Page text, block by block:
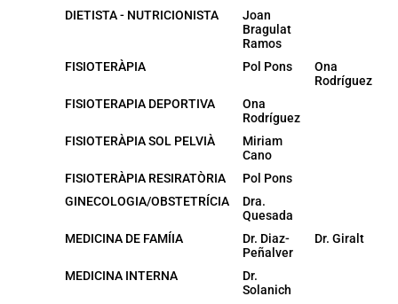
DIETISTA - NUTRICIONISTA
Joan
Bragulat
Ramos
FISIOTERÀPIA
Pol Pons
Ona
Rodríguez
FISIOTERAPIA DEPORTIVA
Ona
Rodríguez
FISIOTERÀPIA SOL PELVIÀ
Miriam
Cano
FISIOTERÀPIA RESIRATÒRIA
Pol Pons
GINECOLOGIA/OBSTETRÍCIA
Dra.
Quesada
MEDICINA DE FAMÍIA
Dr. Diaz-
Peñalver
Dr. Giralt
MEDICINA INTERNA
Dr.
Solanich